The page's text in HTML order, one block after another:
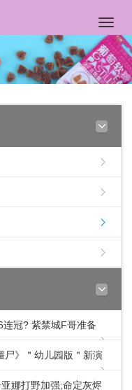
Toggle
冠? 紫禁城F哥准备
尸》＂幼儿园版＂新演
娜打野加强;命定灰烬